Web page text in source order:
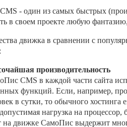
- один из самых быстрых
в своем проекте любую
движка в сравнении с
производительность
CMS в каждой части сайта
функций. Если, например,
в сутки, то обычного хостинга
нагрузка на
на движке СамоПис выдержит